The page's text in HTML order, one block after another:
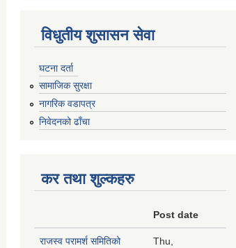
विधुतीय शुसासन सेवा
घटना दर्ता
सामाजिक सुरक्षा
नागरिक वडापत्र
निवेदनको ढाँचा
कर तथा शुल्कहरु
Post date
राजस्व परामर्श समितिको
Thu,